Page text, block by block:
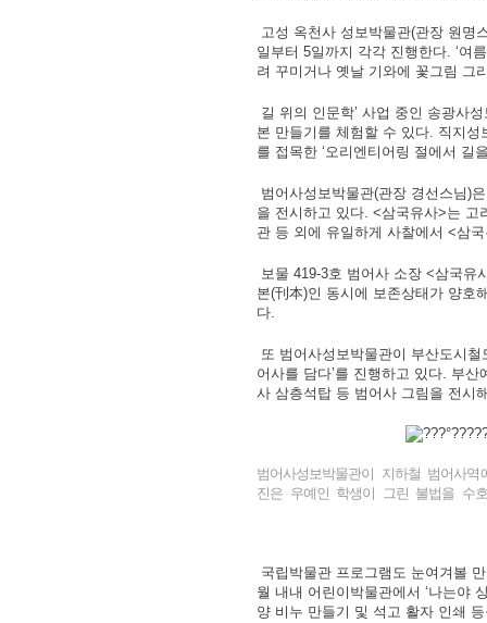
고성 옥천사 성보박물관(관장 원명
일부터 5일까지 각각 진행한다. ‘여
려 꾸미거나 옛날 기와에 꽃그림 그
길 위의 인문학’ 사업 중인 송광사
본 만들기를 체험할 수 있다. 직지
를 접목한 ‘오리엔티어링 절에서 길
범어사성보박물관(관장 경선스님)
을 전시하고 있다. <삼국유사>는
관 등 외에 유일하게 사찰에서 <삼
보물 419-3호 범어사 소장 <삼국유
본(刊本)인 동시에 보존상태가 양호
다.
또 범어사성보박물관이 부산도시
어사를 담다’를 진행하고 있다. 부
사 삼층석탑 등 범어사 그림을 전시
범어사성보박물관이 지하철 범어사
진은 우예인 학생이 그린 불법을 수
국립박물관 프로그램도 눈여겨볼
월 내내 어린이박물관에서 ‘나는야
양 비누 만들기 및 석고 활자 인쇄